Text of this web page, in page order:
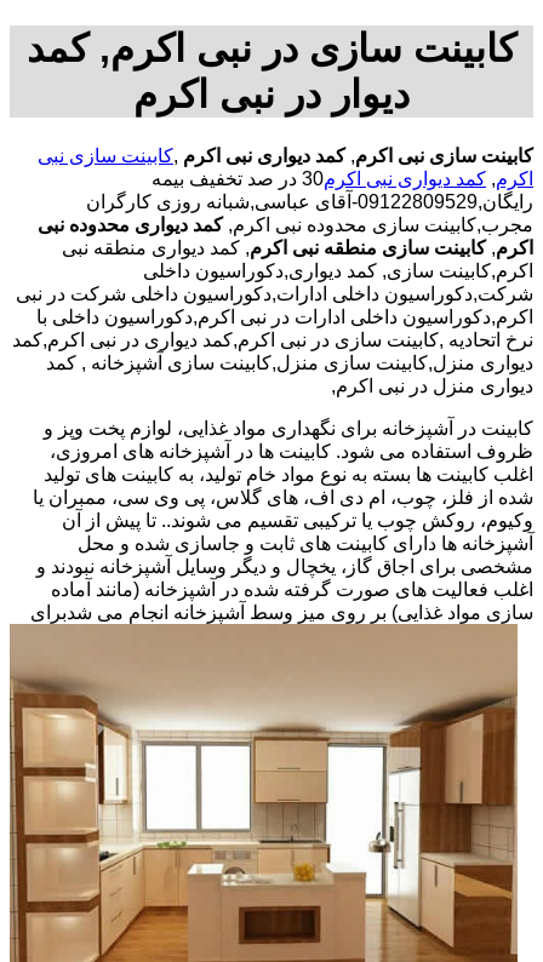
کابینت سازی در نبی اکرم, کمد
دیوار در نبی اکرم
کابینت سازی نبی اکرم,کمد دیواری نبی اکرم ,کابینت سازی نبی
اکرم, کمد دیواری نبی اکرم
30 در صد تخفیف بیمه
رایگان,09122809529-آقای عباسی,شبانه روزی کارگران
مجرب,کابینت سازی محدوده نبی اکرم,کمد دیواری محدوده نبی
اکرم, کابینت سازی منطقه نبی اکرم, کمد دیواری منطقه نبی
اکرم,کابینت سازی, کمد دیواری,دکوراسیون داخلی
شرکت,دکوراسیون داخلی ادارات,دکوراسیون داخلی شرکت در نبی
اکرم,دکوراسیون داخلی ادارات در نبی اکرم,دکوراسیون داخلی با
نرخ اتحادیه ,کابینت سازی در نبی اکرم,کمد دیواری در نبی اکرم,کمد
دیواری منزل,کابینت سازی منزل,کابینت سازی آشپزخانه , کمد
دیواری منزل در نبی اکرم,
کابینت در آشپزخانه برای نگهداری مواد غذایی، لوازم پخت وپز و
ظروف استفاده می شود. کابینت ها در آشپزخانه های امروزی،
اغلب کابینت ها بسته به نوع مواد خام تولید، به کابینت های تولید
شده از فلز، چوب، ام دی اف، های گلاس، پی وی سی، ممبران یا
وکیوم، روکش چوب یا ترکیبی تقسیم می شوند.. تا پیش از آن
آشپزخانه ها دارای کابینت های ثابت و جاسازی شده و محل
مشخصی برای اجاق گاز، یخچال و دیگر وسایل آشپزخانه نبودند و
اغلب فعالیت های صورت گرفته شده در آشپزخانه (مانند آماده
سازی مواد غذایی) بر روی میز وسط آشپزخانه انجام می شدبرای